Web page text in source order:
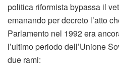
politica riformista bypassa il
emanando per decreto l’atto
Parlamento nel 1992 era
l’ultimo periodo dell’Unione
due rami: